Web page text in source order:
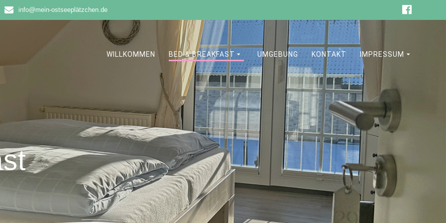
info@mein-ostseeplätzchen.de
WILLKOMMEN BED & BREAKFAST UMGEBUNG KONTAKT IMPRESSUM